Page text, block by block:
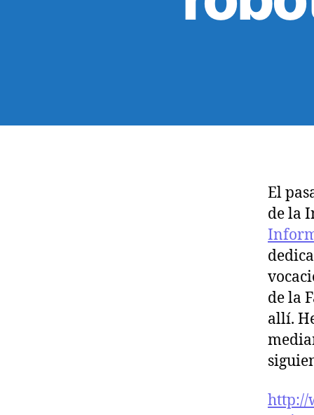
El
de la
de la
allí.
http://